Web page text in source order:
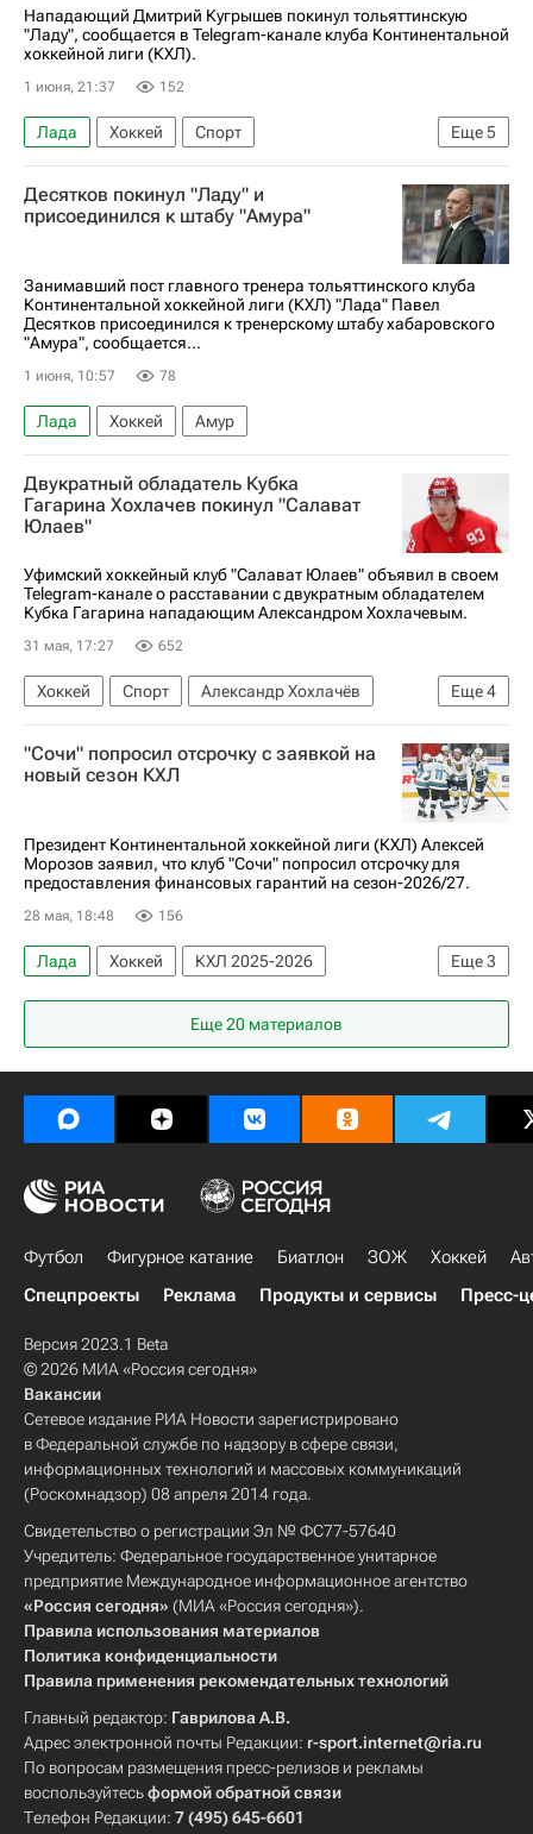
Нападающий Дмитрий Кугрышев покинул тольяттинскую
"Ладу", сообщается в Telegram-канале клуба Континентальной
хоккейной лиги (КХЛ).
1 июня, 21:37 152
Еще5
Лада Хоккей
Спорт
Дмитрий Кугрышев
Андрей Обидин
Артур Тянулин
ЦСКА КХЛ 2025-2026
Десятков покинул "Ладу" и
присоединился к штабу "Амура"
Занимавший пост главного тренера тольяттинского клуба
Континентальной хоккейной лиги (КХЛ) "Лада" Павел
Десятков присоединился к тренерскому штабу хабаровского
"Амура", сообщается...
1 июня, 10:57 78
Лада Хоккей Амур
Двукратный обладатель Кубка
Гагарина Хохлачев покинул "Салават
Юлаев"
Уфимский хоккейный клуб "Салават Юлаев" объявил в своем
Telegram-канале о расставании с двукратным обладателем
Кубка Гагарина нападающим Александром Хохлачевым.
31 мая, 17:27 652
Еще4
Хоккей Спорт
Александр Хохлачёв
Салават Юлаев
Петр Хохряков
Владимир Бутузов
КХЛ 2025-2026
"Сочи" попросил отсрочку с заявкой на
новый сезон КХЛ
Президент Континентальной хоккейной лиги (КХЛ) Алексей
Морозов заявил, что клуб "Сочи" попросил отсрочку для
предоставления финансовых гарантий на сезон-2026/27.
28 мая, 18:48 156
Еще3
Лада Хоккей
КХЛ 2025-2026
Алексей Морозов (хоккей)
Вячеслав Федорищев
ХК Сочи
Еще 20 материалов
Футбол Фигурное катание Биатлон ЗОЖ Хоккей
Спецпроекты
Реклама Продукты и сервисы Пресс-
Версия 2023.1 Beta
© 2026 МИА «Россия сегодня»
Вакансии
Сетевое издание РИА Новости зарегистрировано
в Федеральной службе по надзору в сфере связи,
информационных технологий и массовых коммуникаций
(Роскомнадзор) 08 апреля 2014 года.
Свидетельство о регистрации Эл № ФС77-57640
Учредитель: Федеральное государственное унитарное
предприятие Международное информационное агентство
«Россия сегодня» (МИА «Россия сегодня»).
Правила использования материалов
Политика конфиденциальности
Правила применения рекомендательных технологий
Главный редактор: Гаврилова А.В.
Адрес электронной почты Редакции: r-sport.internet@ria.ru
По вопросам размещения пресс-релизов и рекламы
воспользуйтесьформой обратной связи
Телефон Редакции: 7 (495) 645-6601